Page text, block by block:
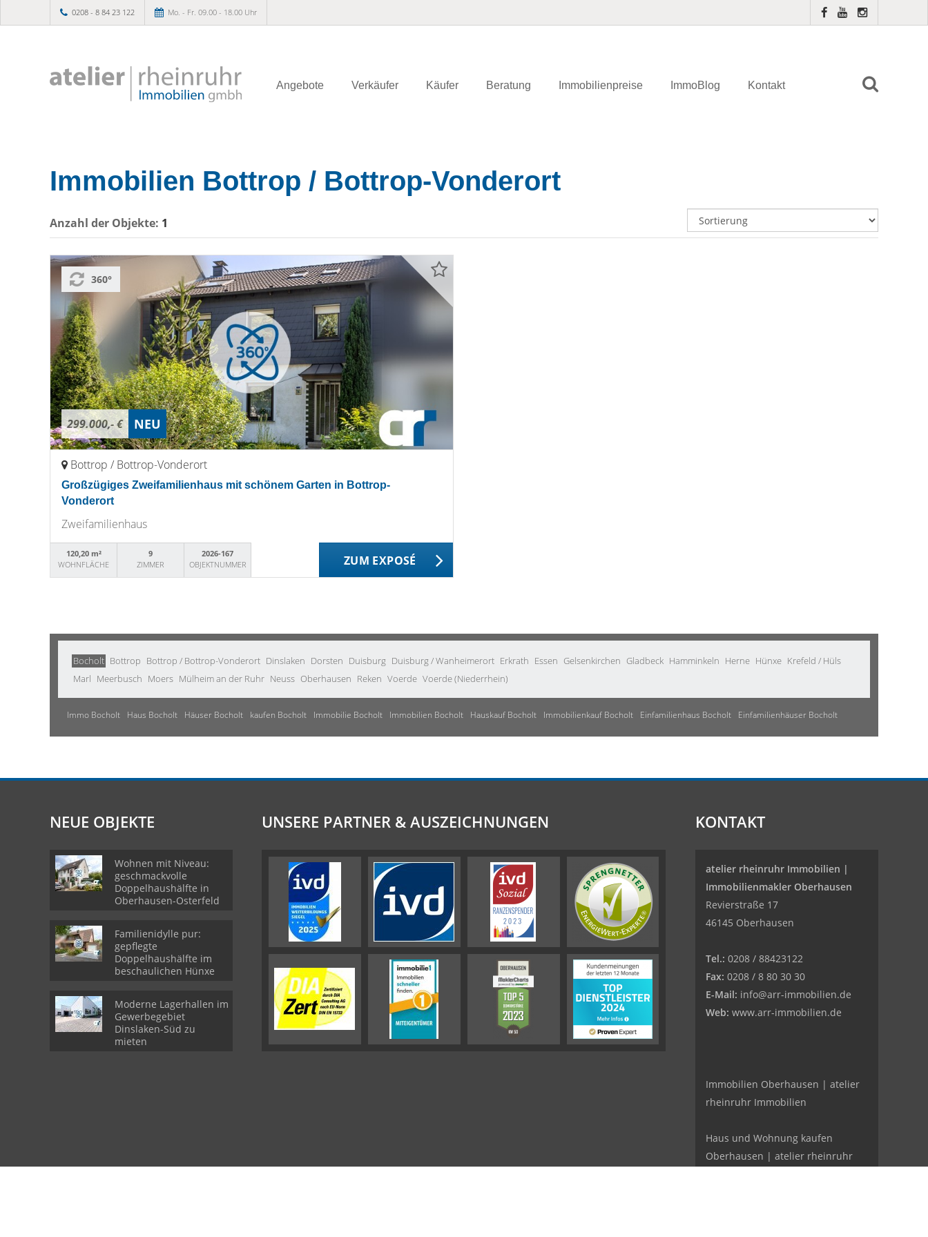
0208 - 8 84 23 122 Mo. - Fr. 09.00 - 18.00 Uhr
Angebote Verkäufer Käufer Beratung Immobilienpreise ImmoBlog Kontakt
Immobilien Bottrop / Bottrop-Vonderort
Anzahl der Objekte: 1
299.000,- € NEU
360°
Bottrop / Bottrop-Vonderort
Großzügiges Zweifamilienhaus mit schönem Garten in Bottrop-
Vonderort
Zweifamilienhaus
120,20 m²
WOHNFLÄCHE
9
ZIMMER
2026-167
OBJEKTNUMMER
ZUM EXPOSÉ
Bocholt Bottrop Bottrop / Bottrop-Vonderort Dinslaken Dorsten Duisburg Duisburg / Wanheimerort Erkrath Essen Gelsenkirchen Gladbeck Hamminkeln Herne Hünxe Krefeld / Hüls
Marl Meerbusch Moers Mülheim an der Ruhr Neuss Oberhausen Reken Voerde Voerde (Niederrhein)
Immo Bocholt Haus Bocholt Häuser Bocholt kaufen Bocholt Immobilie Bocholt Immobilien Bocholt Hauskauf Bocholt Immobilienkauf Bocholt Einfamilienhaus Bocholt Einfamilienhäuser Bocholt
NEUE OBJEKTE
Wohnen mit Niveau:
geschmackvolle
Doppelhaushälfte in
Oberhausen-Osterfeld
Familienidylle pur:
gepflegte
Doppelhaushälfte im
beschaulichen Hünxe
Moderne Lagerhallen im
Gewerbegebiet
Dinslaken-Süd zu
mieten
UNSERE PARTNER & AUSZEICHNUNGEN KONTAKT
atelier rheinruhr Immobilien |
Immobilienmakler Oberhausen
Revierstraße 17
46145 Oberhausen
Tel.: 0208 / 88423122
Fax: 0208 / 8 80 30 30
E-Mail: info@arr-immobilien.de
Web: www.arr-immobilien.de
Immobilien Oberhausen | atelier
rheinruhr Immobilien
Haus und Wohnung kaufen
Oberhausen | atelier rheinruhr